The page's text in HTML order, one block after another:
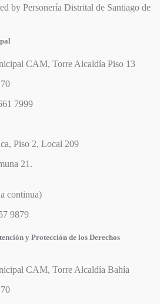
by Personería Distrital de Santiago de
CAM, Torre Alcaldía Piso 13
7999
Piso 2, Local 209
21.
continua)
9879
y Protección de los Derechos
CAM, Torre Alcaldía Bahía